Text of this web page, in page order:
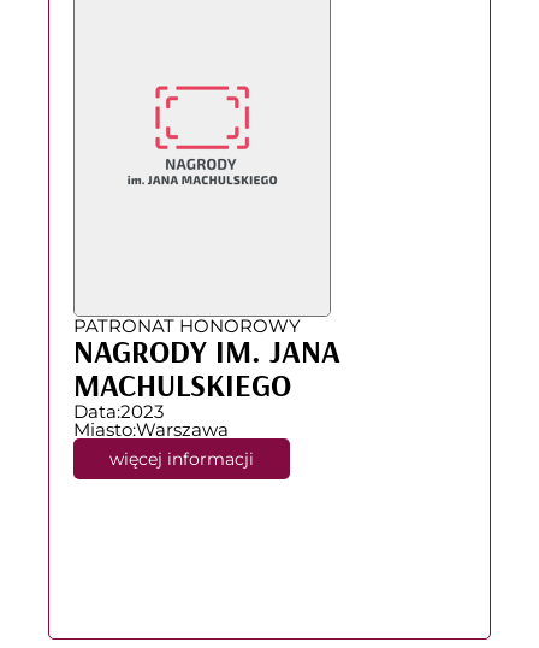
PATRONAT HONOROWY
NAGRODY IM. JANA
MACHULSKIEGO
Data:2023
Miasto:Warszawa
więcej informacji